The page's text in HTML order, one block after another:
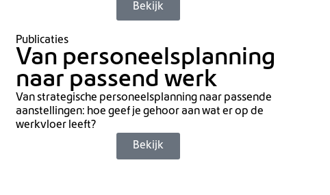
Bekijk
Publicaties
Van personeelsplanning
naar passend werk
Van strategische personeelsplanning naar passende
aanstellingen: hoe geef je gehoor aan wat er op de
werkvloer leeft?
Bekijk